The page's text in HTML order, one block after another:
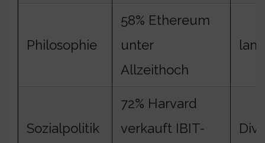
Philosophie
58% Ethereum
unter
Allzeithoch
Sozialpolitik
72% Harvard
verkauft IBIT-